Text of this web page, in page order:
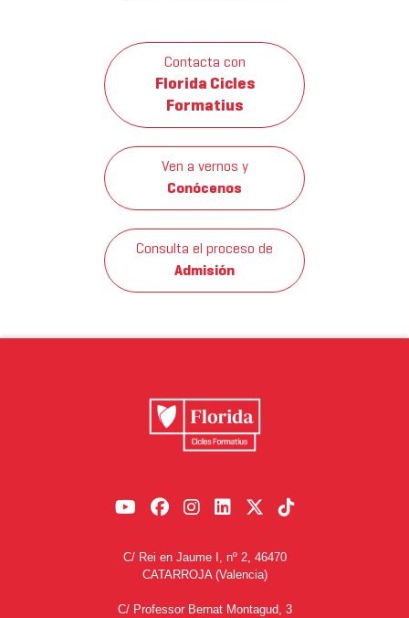
Contacta con
Florida Cicles
Formatius
Ven a vernos y
Conócenos
Consulta el proceso de
Admisión
C/ Rei en Jaume I, nº 2, 46470
CATARROJA (Valencia)
C/ Professor Bernat Montagud, 3